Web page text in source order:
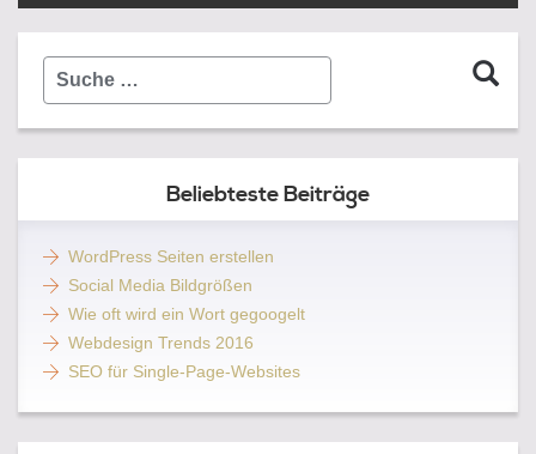
Beliebteste Beiträge
WordPress Seiten erstellen
Social Media Bildgrößen
Wie oft wird ein Wort gegoogelt
Webdesign Trends 2016
SEO für Single-Page-Websites